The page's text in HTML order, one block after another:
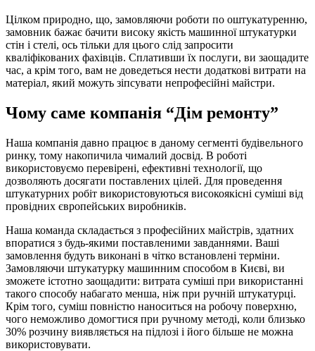
Цілком природно, що, замовляючи роботи по оштукатуренню,
замовник бажає бачити високу якість машинної штукатурки
стін і стелі, ось тільки для цього слід запросити
кваліфікованих фахівців. Сплативши їх послуги, ви заощадите
час, а крім того, вам не доведеться нести додаткові витрати на
матеріал, який можуть зіпсувати непрофесійні майстри.
Чому саме компанія “Дім ремонту”
Наша компанія давно працює в даному сегменті будівельного
ринку, тому накопичила чималий досвід. В роботі
використовуємо перевірені, ефективні технології, що
дозволяють досягати поставлених цілей. Для проведення
штукатурних робіт використовуються високоякісні суміші від
провідних європейських виробників.
Наша команда складається з професійних майстрів, здатних
впоратися з будь-якими поставленими завданнями. Ваші
замовлення будуть виконані в чітко встановлені терміни.
Замовляючи штукатурку машинним способом в Києві, ви
зможете істотно заощадити: витрата суміші при використанні
такого способу набагато менша, ніж при ручній штукатурці.
Крім того, суміш повністю наноситься на робочу поверхню,
чого неможливо домогтися при ручному методі, коли близько
30% розчину виявляється на підлозі і його більше не можна
використовувати.